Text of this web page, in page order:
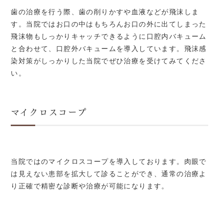
歯の治療を行う際、歯の削りかすや血液などが飛沫しま
す。当院ではお口の中はもちろんお口の外に出てしまった
飛沫物もしっかりキャッチできるように口腔内バキューム
と合わせて、口腔外バキュームを導入しています。飛沫感
染対策がしっかりした当院でぜひ治療を受けてみてくださ
い。
マイクロスコープ
当院ではのマイクロスコープを導入しております。肉眼で
は見えない患部を拡大して診ることができ、通常の治療よ
り正確で精密な診断や治療が可能になります。